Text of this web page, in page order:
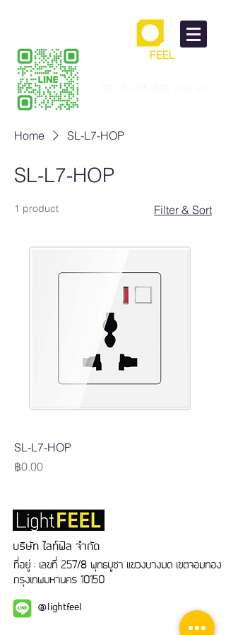
Home SL-L7-HOP
SL-L7-HOP
1 product Filter & Sort
SL-L7-HOP
Price
฿0.00
บริษัท ไลท์ฟิล จำกัด
ที่อยู่ : เลขที่ 257/8 พุทธบูชา แขวงบางมด เขตจอมทอง
กรุงเทพมหานคร 10150
@lightfeel